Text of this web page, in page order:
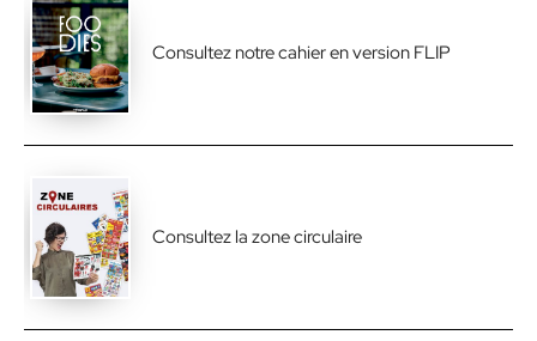
Consultez notre cahier en version FLIP
Consultez la zone circulaire